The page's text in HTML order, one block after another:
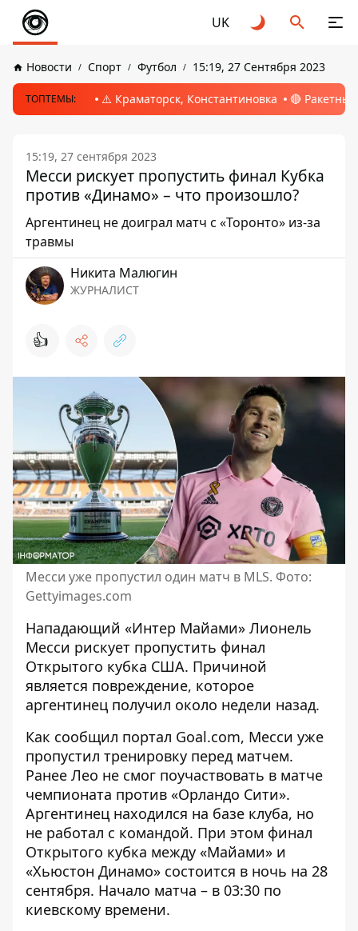
UK
Новости Спорт Футбол 15:19, 27 Сентября 2023
ТОПТЕМЫ: ⚠️ Краматорск, Константиновка 🔴
15:19, 27 сентября 2023
Месси рискует пропустить финал Кубка
против «Динамо» – что произошло?
Аргентинец не доиграл матч с «Торонто» из-за
травмы
Никита Малюгин
ЖУРНАЛИСТ
👍
Месси уже пропустил один матч в MLS. Фото:
Gettyimages.com
Нападающий «Интер Майами» Лионель
Месси рискует пропустить финал
Открытого кубка США. Причиной
является повреждение, которое
аргентинец получил около недели назад.
Как сообщил портал Goal.com, Месси уже
пропустил тренировку перед матчем.
Ранее Лео не смог поучаствовать в матче
чемпионата против «Орландо Сити».
Аргентинец находился на базе клуба, но
не работал с командой. При этом финал
Открытого кубка между «Майами» и
«Хьюстон Динамо» состоится в ночь на 28
сентября. Начало матча – в 03:30 по
киевскому времени.